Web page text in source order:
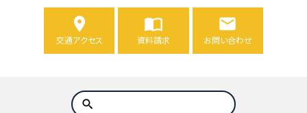
交通アクセス 資料請求 お問い合わせ